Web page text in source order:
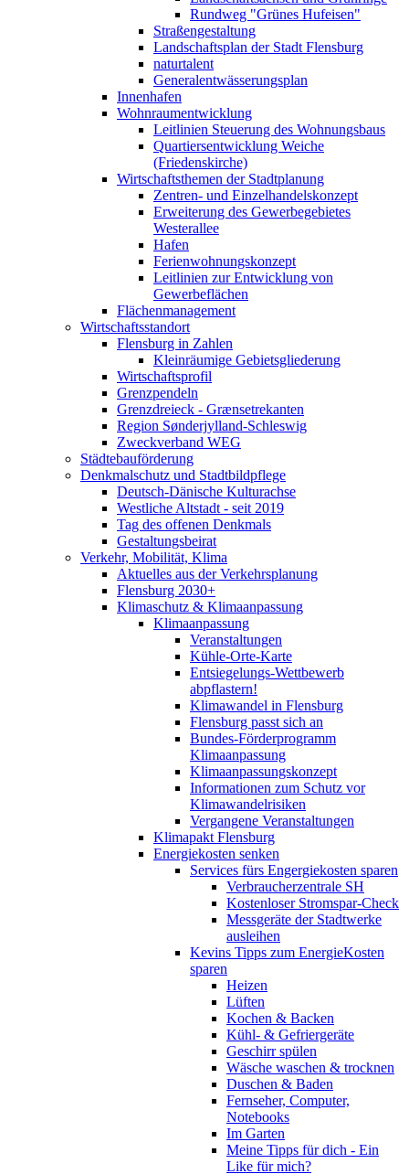
Rundweg "Grünes Hufeisen"
Straßengestaltung
Landschaftsplan der Stadt Flensburg
naturtalent
Generalentwässerungsplan
Innenhafen
Wohnraumentwicklung
Leitlinien Steuerung des Wohnungsbaus
Quartiersentwicklung Weiche
(Friedenskirche)
Wirtschaftsthemen der Stadtplanung
Zentren- und Einzelhandelskonzept
Erweiterung des Gewerbegebietes
Westerallee
Hafen
Ferienwohnungskonzept
Leitlinien zur Entwicklung von
Gewerbeflächen
Flächenmanagement
Wirtschaftsstandort
Flensburg in Zahlen
Kleinräumige Gebietsgliederung
Wirtschaftsprofil
Grenzpendeln
Grenzdreieck - Grænsetrekanten
Region Sønderjylland-Schleswig
Zweckverband WEG
Städtebauförderung
Denkmalschutz und Stadtbildpflege
Deutsch-Dänische Kulturachse
Westliche Altstadt - seit 2019
Tag des offenen Denkmals
Gestaltungsbeirat
Verkehr, Mobilität, Klima
Aktuelles aus der Verkehrsplanung
Flensburg 2030+
Klimaschutz & Klimaanpassung
Klimaanpassung
Veranstaltungen
Kühle-Orte-Karte
Entsiegelungs-Wettbewerb
abpflastern!
Klimawandel in Flensburg
Flensburg passt sich an
Bundes-Förderprogramm
Klimaanpassung
Klimaanpassungskonzept
Informationen zum Schutz vor
Klimawandelrisiken
Vergangene Veranstaltungen
Klimapakt Flensburg
Energiekosten senken
Services fürs Engergiekosten sparen
Verbraucherzentrale SH
Kostenloser Stromspar-Check
Messgeräte der Stadtwerke
ausleihen
Kevins Tipps zum EnergieKosten
sparen
Heizen
Lüften
Kochen & Backen
Kühl- & Gefriergeräte
Geschirr spülen
Wäsche waschen & trocknen
Duschen & Baden
Fernseher, Computer,
Notebooks
Im Garten
Meine Tipps für dich - Ein
Like für mich?